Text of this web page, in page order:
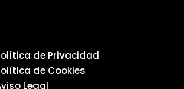
de Privacidad
de Cookies
Legal